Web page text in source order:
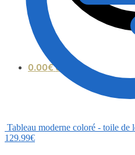
0.00€ 0
Tableau moderne coloré - toile de
129.99€